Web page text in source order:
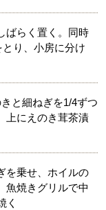
ばらく置く。同時
り、小房に分け
と細ねぎを1/4ずつ
上にえのき茸茶漬
を乗せ、ホイルの
魚焼きグリルで中
く